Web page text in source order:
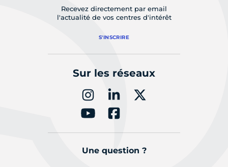
Recevez directement par email
l'actualité de vos centres d'intérêt
S'INSCRIRE
Sur les réseaux
Une question ?